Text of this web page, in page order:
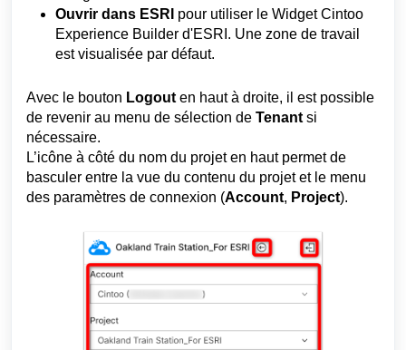
Ouvrir dans ESRI pour utiliser le WidgetCintoo
Experience Builder d'ESRI. Une zone de travail
est visualisée par défaut.
Avec le bouton Logout en haut à droite, il est possible
de revenir au menu de sélection de Tenant si
nécessaire.
L’icône à côté du nom du projet en haut permet de
basculer entre la vue du contenu du projet et le menu
des paramètres de connexion (Account, Project).